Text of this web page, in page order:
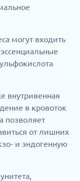
могут входить
внутривенная
в кровоток
позволяет
от лишних
и эндогенную